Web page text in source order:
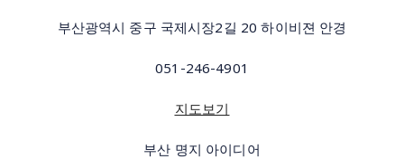
부산광역시 중구 국제시장2길 20 하이비젼 안경
051-246-4901
지도보기
부산 명지 아이디어